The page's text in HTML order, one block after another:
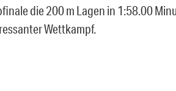
die 200 m Lagen in 1:58.00
Wettkampf.